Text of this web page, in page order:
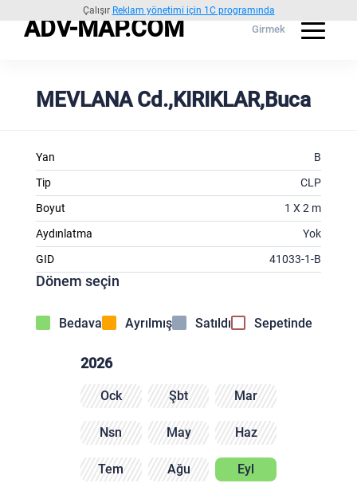
Çalışır Reklam yönetimi için 1C programında
ADV-MAP.COM Girmek
MEVLANA Cd.,KIRIKLAR,Buca
Yan
B
Tip
CLP
Boyut
1 X 2 m
Aydınlatma
Yok
GID
41033-1-B
Dönem seçin
Bedava Ayrılmış Satıldı Sepetinde
2026
Ock Şbt Mar
Nsn May Haz
Tem Ağu Eyl